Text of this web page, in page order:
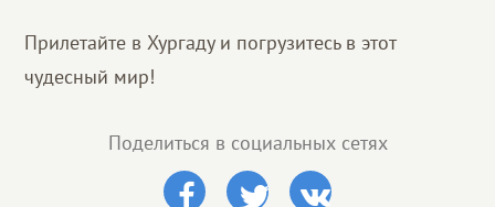
Прилетайте в Хургаду и погрузитесь в этот
чудесный мир!
Поделиться в социальных сетях